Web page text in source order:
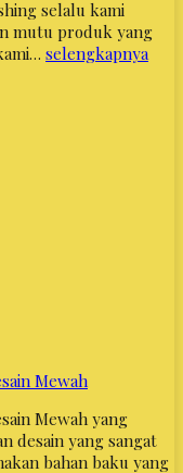
selalu kami
mutu produk yang
selengkapnya
Mewah
Mewah yang
desain yang sangat
bahan baku yang